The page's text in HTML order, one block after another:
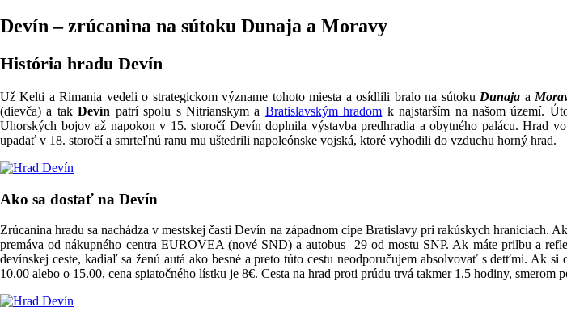
Devín – zrúcanina na sútoku Dunaja a Moravy
História hradu Devín
Už Kelti a Rimania vedeli o strategickom význame tohoto miesta a osídlili bralo na sútoku Dunaja a
(dievča) a takDevín patrí spolu s Nitrianskym a Bratislavským hradom k najstarším na našom území.
Uhorských bojov až napokon v 15. storočí Devín doplnila výstavba predhradia a obytného palácu. Hrad
upadať v 18. storočí a smrteľnú ranu mu uštedrili napoleónske vojská, ktoré vyhodili do vzduchu horný hrad.
Ako sa dostať na Devín
Zrúcanina hradu sa nachádza v mestskej časti Devín na západnom cípe Bratislavy pri rakúskych
premáva od nákupného centra EUROVEA (nové SND) a autobus 29 od mostu SNP. Ak máte prilbu a
devínskej ceste, kadiaľ sa ženú autá ako besné a preto túto cestu neodporučujem absolvovať s detťmi. Ak
10.00 alebo o 15.00, cena spiatočného lístku je 8€. Cesta na hrad proti prúdu trvá takmer 1,5 hodiny,